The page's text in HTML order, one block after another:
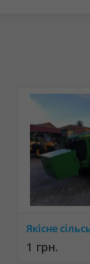
1 грн.